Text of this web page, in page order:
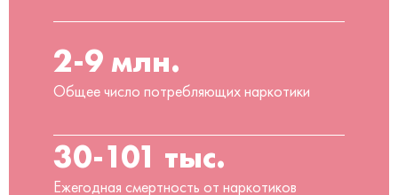
2-9 млн.
Общее число потребляющих наркотики
30-101 тыс.
Ежегодная смертность от наркотиков